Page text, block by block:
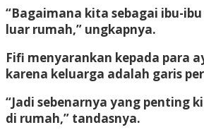
“Bagaimana kita sebagai ibu-
luar rumah,” ungkapnya.
Fifi menyarankan kepada para
karena keluarga adalah garis
“Jadi sebenarnya yang
di rumah,” tandasnya.